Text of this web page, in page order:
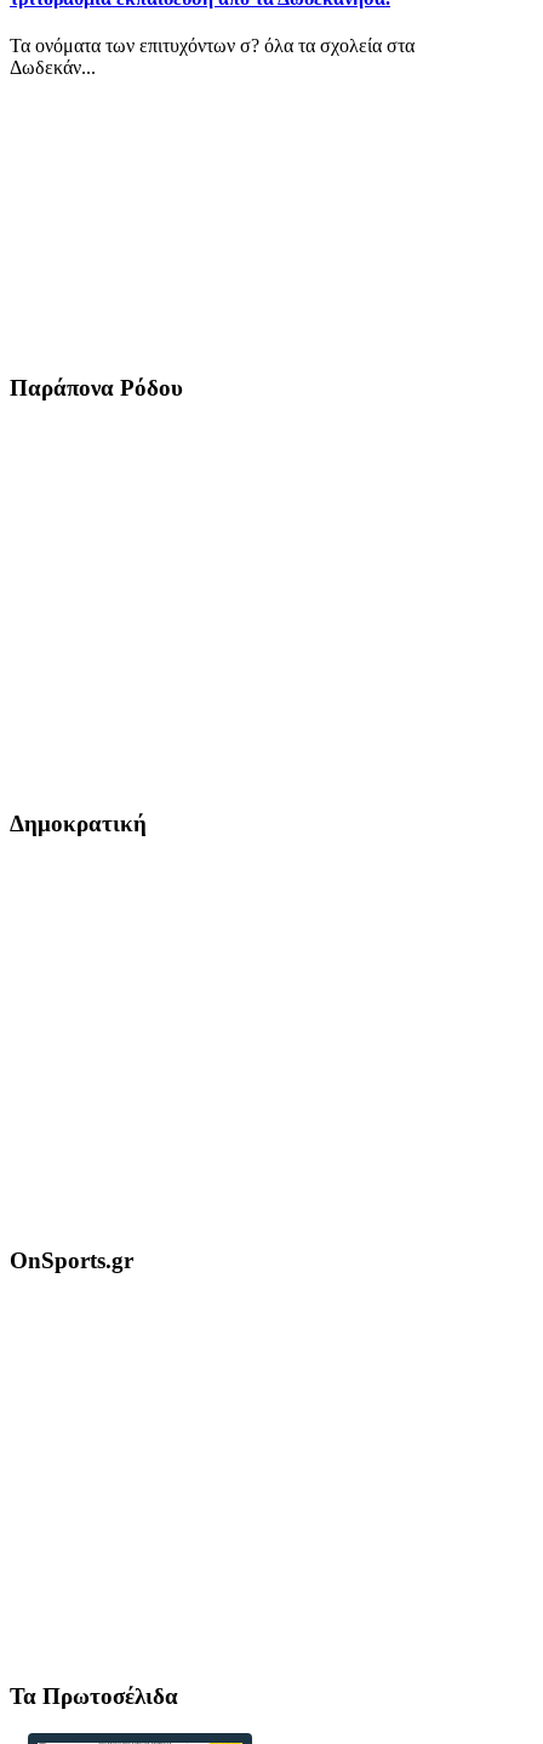
Τα ονόματα των επιτυχόντων σ? όλα τα σχολεία στα
Δωδεκάν...
Παράπονα Ρόδου
Δημοκρατική
OnSports.gr
Τα Πρωτοσέλιδα